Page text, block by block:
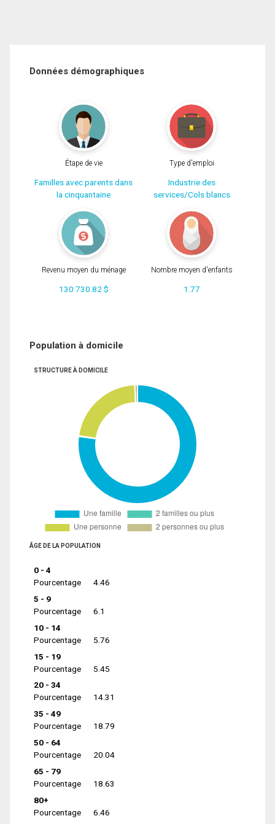
Données démographiques
Étape de vie
Familles avec parents dans
la cinquantaine
Type d'emploi
Industrie des
services/Cols blancs
Revenu moyen du ménage
130 730.82 $
Nombre moyen d'enfants
1.77
Population à domicile
STRUCTURE À DOMICILE
ÂGE DE LA POPULATION
0 - 4
Pourcentage
4.46
5 - 9
Pourcentage
6.1
10 - 14
Pourcentage
5.76
15 - 19
Pourcentage
5.45
20 - 34
Pourcentage
14.31
35 - 49
Pourcentage
18.79
50 - 64
Pourcentage
20.04
65 - 79
Pourcentage
18.63
80+
Pourcentage
6.46